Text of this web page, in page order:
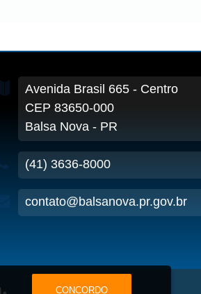
Avenida Brasil 665 - Centro
CEP 83650-000
Balsa Nova - PR
(41) 3636-8000
contato@balsanova.pr.gov.br
CONCORDO